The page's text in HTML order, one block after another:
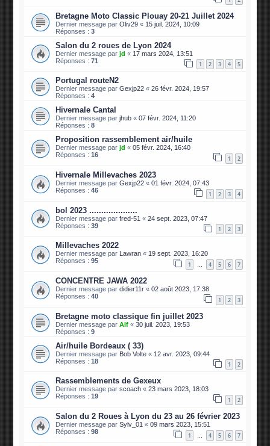
Bretagne Moto Classic Plouay 20-21 Juillet 2024
Dernier message parOliv29 « 15 juil. 2024, 10:09
Réponses :3
Salon du 2 roues de Lyon 2024
Dernier message parjd « 17 mars 2024, 13:51
Réponses :71 1 2 3 4 5
Portugal routeN2
Dernier message parGexjp22 «26 févr. 2024, 19:57
Réponses :4
Hivernale Cantal
Dernier message parjhub «07 févr. 2024, 11:20
Réponses :8
Proposition rassemblement air/huile
Dernier message parjd «05 févr. 2024, 16:40
Réponses :16 1 2
Hivernale Millevaches 2023
Dernier message parGexjp22 «01 févr. 2024, 07:43
Réponses :46 1 2 3 4
bol 2023 ....................
Dernier message parfred-51 «24 sept. 2023, 07:47
Réponses :39 1 2 3
Millevaches 2022
Dernier message par Lawran « 19 sept. 2023, 16:20
Réponses :95 1 … 4 5 6 7
CONCENTRE JAWA 2022
Dernier message pardidier11r «02 août 2023, 17:38
Réponses :40 1 2 3
Bretagne moto classique fin juillet 2023
Dernier message parAlf «30 juil. 2023, 19:53
Réponses :9
Air/huile Bordeaux ( 33)
Dernier message par Bob Volte « 12 avr. 2023, 09:44
Réponses :18 1 2
Rassemblements de Gexeux
Dernier message parscoach «23 mars 2023, 18:03
Réponses :19 1 2
Salon du 2 Roues à Lyon du 23 au 26 février 2023
Dernier message parSylv_01 «09 mars 2023, 15:51
Réponses :98 1 4 5 6 7